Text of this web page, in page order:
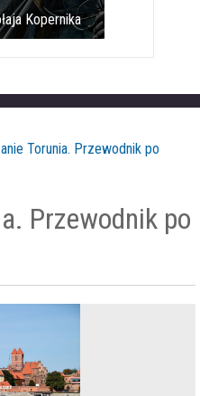
Toruński gotyk na dotyk
Torunia. Przewodnik po
Przewodnik po